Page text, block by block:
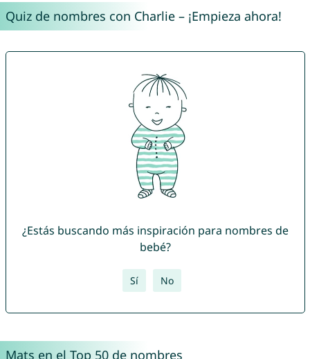
Quiz de nombres con Charlie – ¡Empieza ahora!
¿Estás buscando más inspiración para nombres de
bebé?
Sí No
Mats en el Top 50 de nombres